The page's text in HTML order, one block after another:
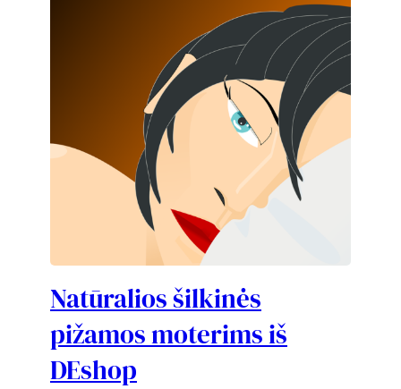
Natūralios šilkinės
pižamos moterims iš
DEshop